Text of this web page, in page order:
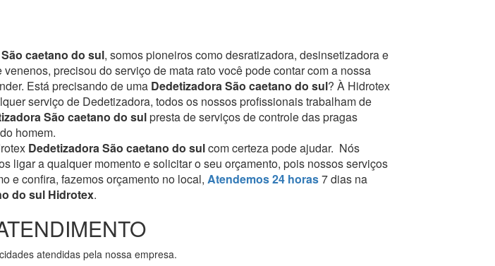
caetano do sul, somos pioneiros como desratizadora, desinsetizadora e
precisou do serviço de mata rato você pode contar com a nossa
Está precisando de uma Dedetizadora São caetano do sul? À Hidrotex
serviço de Dedetizadora, todos os nossos profissionais trabalham de
São caetano do sulpresta de serviços de controle das pragas
homem.
Dedetizadora São caetano do sulcom certeza pode ajudar. Nós
ligar a qualquer momento e solicitar o seu orçamento, pois nossos serviços
e confira, fazemos orçamento no local, Atendemos 24 horas7 dias na
do sul Hidrotex.
atendidas pela nossa empresa.